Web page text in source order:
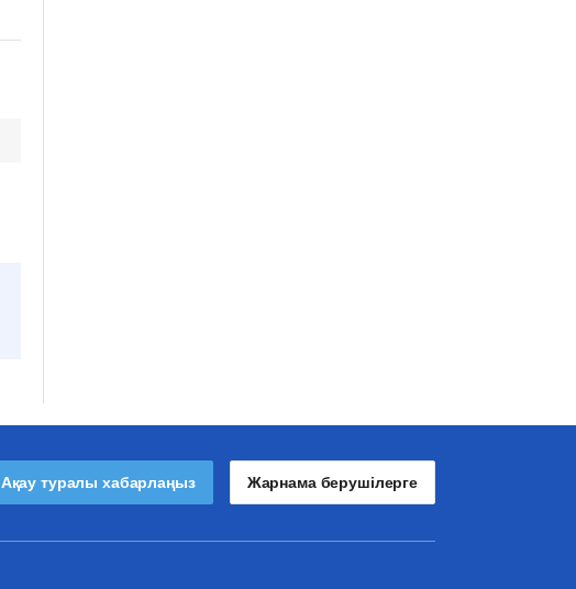
Ақау туралы хабарлаңыз Жарнама берушілерге